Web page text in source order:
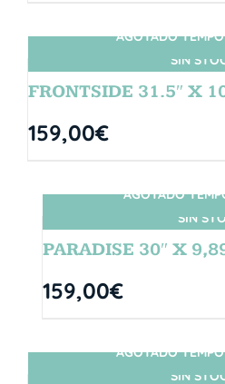
SIN
AGOTADO
FRONTSIDE 31.5″ X
159,00€
SIN
AGOTADO
PARADISE 30″ X
159,00€
SIN
AGOTADO